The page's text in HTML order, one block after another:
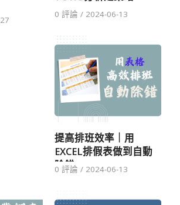
0 評論 / 2024-06-13
提高排班效率｜用
EXCEL排假表做到自動
除錯
0 評論 / 2024-06-13